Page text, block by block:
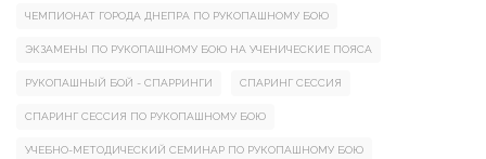
ЧЕМПИОНАТ ГОРОДА ДНЕПРА ПО РУКОПАШНОМУ БОЮ
ЭКЗАМЕНЫ ПО РУКОПАШНОМУ БОЮ НА УЧЕНИЧЕСКИЕ ПОЯСА
РУКОПАШНЫЙ БОЙ - СПАРРИНГИ СПАРИНГ СЕССИЯ
СПАРИНГ СЕССИЯ ПО РУКОПАШНОМУ БОЮ
УЧЕБНО-МЕТОДИЧЕСКИЙ СЕМИНАР ПО РУКОПАШНОМУ БОЮ